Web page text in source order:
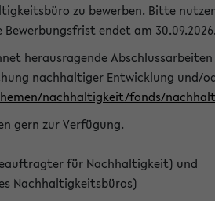
zu bewerben. Bitte
Bewerbungsfrist endet am 30.09.2026.
herausragende
nachhaltiger Entwicklung und/
nachhaltigkeit/fonds/
gern zur Verfügung.
für Nachhaltigkeit) und
Nachhaltigkeitsbüros)